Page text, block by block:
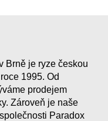
Brně je ryze českou
1995. Od
prodejem
Zároveň je naše
Paradox